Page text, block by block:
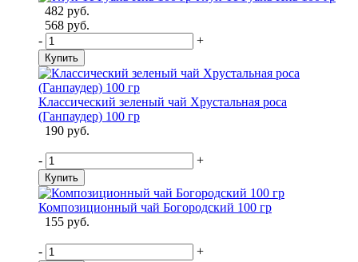
482 руб.
568 руб.
-
+
Купить
Классический зеленый чай Хрустальная роса
(Ганпаудер) 100 гр
190 руб.
- +
Купить
Композиционный чай Богородский 100 гр
155 руб.
- +